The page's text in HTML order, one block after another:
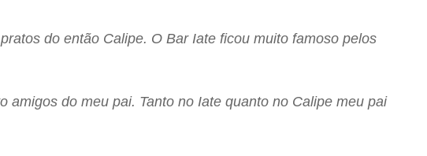
do então Calipe. O Bar Iate ficou muito famoso pelos
do meu pai. Tanto no Iate quanto no Calipe meu pai